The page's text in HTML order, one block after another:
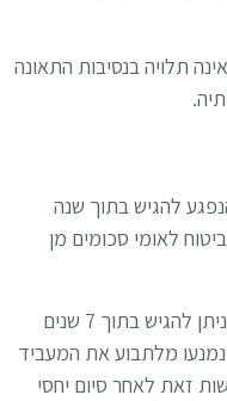
תלויה בנסיבות התאונה
להגיש בתוך שנה
לאומי סכומים מן
לעומת זאת, את התביעה נגד המעביד ניתן להגיש בתוך 7 שנים
מלתבוע את המעביד
זאת לאחר סיום יחסי